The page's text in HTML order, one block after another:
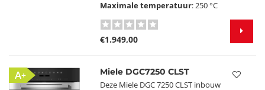
Maximale temperatuur: 250 °C
€1.949,00
A+ Miele DGC7250 CLST
Deze Miele DGC 7250 CLST inbouw